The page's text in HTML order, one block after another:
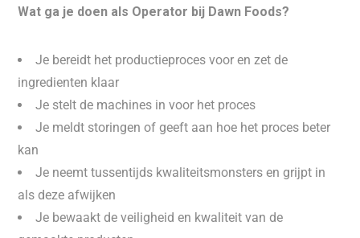
Wat ga je doen als Operator bij Dawn Foods?
Je bereidt het productieproces voor en zet de
ingredienten klaar
Je stelt de machines in voor het proces
Je meldt storingen of geeft aan hoe het proces beter
kan
Je neemt tussentijds kwaliteitsmonsters en grijpt in
als deze afwijken
Je bewaakt de veiligheid en kwaliteit van de